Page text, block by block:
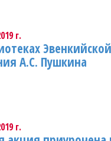
г.
А.С. Пушкина
г.